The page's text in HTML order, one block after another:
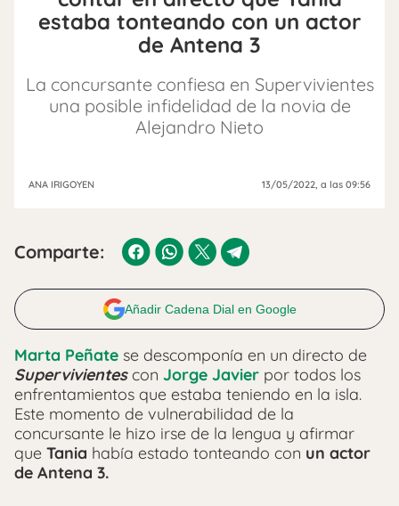
estaba tonteando con un actor
de Antena 3
La concursante confiesa en Supervivientes
una posible infidelidad de la novia de
Alejandro Nieto
ANA IRIGOYEN 13/05/2022, a las 09:56
Comparte:
Añadir Cadena Dial en Google
Marta Peñate se descomponía en un directo de
Supervivientes con Jorge Javier por todos los
enfrentamientos que estaba teniendo en la isla.
Este momento de vulnerabilidad de la
concursante le hizo irse de la lengua y afirmar
que Tania había estado tonteando con un actor
de Antena 3.